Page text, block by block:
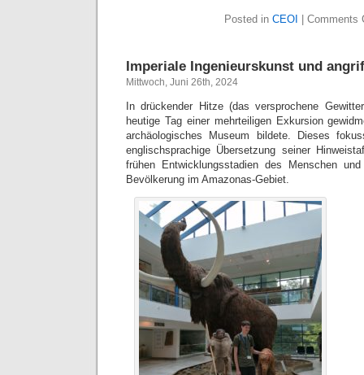
Posted in CEOI Comments
Imperiale Ingenieurskunst und
Mittwoch, Juni 26th, 2024
In drückender Hitze (das versprochene
heutige Tag einer mehrteiligen Exkursion
archäologisches Museum bildete. Dieses
englischsprachige Übersetzung seiner
frühen Entwicklungsstadien des Menschen
Bevölkerung im Amazonas-Gebiet.